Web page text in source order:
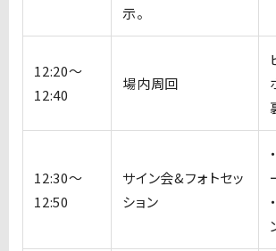
示。
12:20〜
12:40
場内周回
12:30〜
12:50
サイン会&フォトセッ
ション